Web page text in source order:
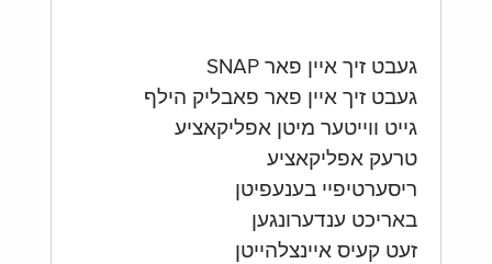
געבט זיך איין פאר SNAP
געבט זיך איין פאר פאבליק הילף
גייט ווייטער מיטן אפליקאציע
טרעק אפליקאציע
ריסערטיפיי בענעפיטן
באריכט ענדערונגען
זעט קעיס איינצלהייטן